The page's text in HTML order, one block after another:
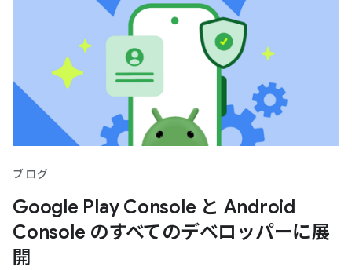
ブログ
Google Play Console と Android
Console のすべてのデベロッパーに展
開